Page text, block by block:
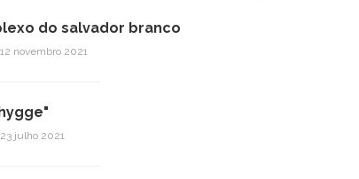
do salvador branco
12 novembro 2021
23 julho 2021